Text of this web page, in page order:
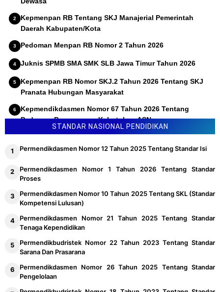
Kepmenpan RB Tentang SKJ Manajerial Pemerintah
Daerah Kabupaten/Kota
Pedoman Menpan RB Nomor 2 Tahun 2026
Juknis SPMB SMA SMK SLB Jawa Timur Tahun 2026
Kepmenpan RB Nomor SKJ.2 Tahun 2026 Tentang SKJ
Pranata Hubungan Masyarakat
Kepmendikdasmen Nomor 67 Tahun 2026 Tentang
Pedoman Penyusunan Kebutuhan ASN
STANDAR NASIONAL PENDIDIKAN
Permendikdasmen Nomor 12 Tahun 2025 Tentang Standar Isi
Permendikdasmen Nomor 1 Tahun 2026 Tentang Standar
Proses
Permendikdasmen Nomor 10 Tahun 2025 Tentang SKL (Standar
Kompetensi Lulusan)
Permendikdasmen Nomor 21 Tahun 2025 Tentang Standar
Tenaga Kependidikan
Permendikbudristek Nomor 22 Tahun 2023 Tentang Standar
Sarana Dan Prasarana
Permendikdasmen Nomor 26 Tahun 2025 Tentang Standar
Pengelolaan